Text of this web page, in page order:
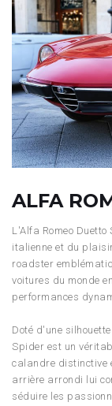
ALFA
L'Alfa Romeo
italienne et du
roadster
voitures du monde
performances
Doté d'une
Spider est un
calandre distinctive
arrière arrondi lui
séduire les